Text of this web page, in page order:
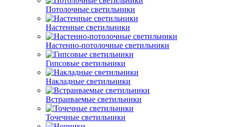
Потолочные светильники
Настенные светильники
Настенно-потолочные светильники
Гипсовые светильники
Накладные светильники
Встраиваемые светильники
Точечные светильники